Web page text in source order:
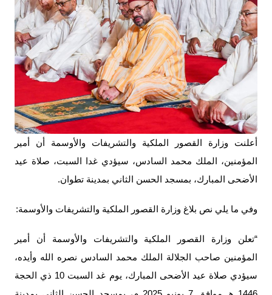
أعلنت وزارة القصور الملكية والتشريفات والأوسمة أن أمير
المؤمنين، الملك محمد السادس، سيؤدي غدا السبت، صلاة عيد
الأضحى المبارك، بمسجد الحسن الثاني بمدينة تطوان.
وفي ما يلي نص بلاغ وزارة القصور الملكية والتشريفات والأوسمة:
“تعلن وزارة القصور الملكية والتشريفات والأوسمة أن أمير
المؤمنين صاحب الجلالة الملك محمد السادس نصره الله وأيده،
سيؤدي صلاة عيد الأضحى المبارك، يوم غد السبت 10 ذي الحجة